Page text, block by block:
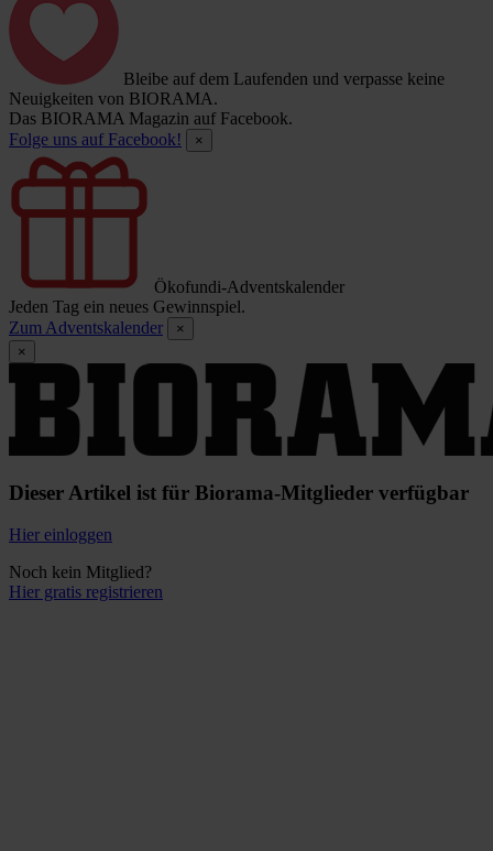
Bleibe auf dem Laufenden und verpasse keine
Neuigkeiten von BIORAMA.
Das BIORAMA Magazin auf Facebook.
Folge uns auf Facebook!
×
Ökofundi-Adventskalender
Jeden Tag ein neues Gewinnspiel.
Zum Adventskalender
×
×
Dieser Artikel ist für Biorama-Mitglieder verfügbar
Hier einloggen
Noch kein Mitglied?
Hier gratis registrieren